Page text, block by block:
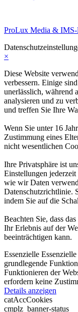
ProLux Media &
×
Diese Website
verbessern. Einige
unerlässlich, während
analysieren und zu
und treffen Sie Ihre
Wenn Sie unter 16
Zustimmung eines
nicht wesentlichen
Ihre Privatsphäre ist
Einstellungen
wie wir Daten
Datenschutzrichtlinie.
indem Sie auf die
Beachten Sie, dass
Ihr Erlebnis auf der
beeinträchtigen kann.
Essenzielle
grundlegende
Funktionieren der
erfordern keine
Details anzeigen
catAccCookies
cmplz_banner-status